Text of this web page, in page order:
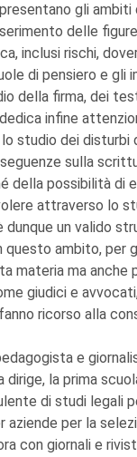
gli ambiti
delle
inclusi rischi,
di pensiero e gli
della firma, dei
infine
studio dei
sulla
della possibilità di
attraverso lo
dunque un valido
questo ambito, per
materia ma anche
giudici e
ricorso alla
e
la prima
di studi legali
aziende per la
con giornali e